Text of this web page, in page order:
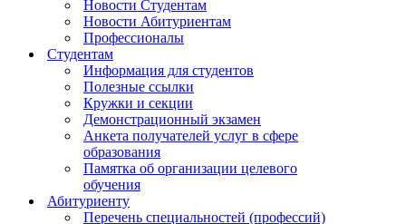
Новости Студентам
Новости Абитуриентам
Профессионалы
Студентам
Информация для студентов
Полезные ссылки
Кружки и секции
Демонстрационный экзамен
Анкета получателей услуг в сфере
образования
Памятка об организации целевого
обучения
Абитуриенту
Перечень специальностей (профессий)